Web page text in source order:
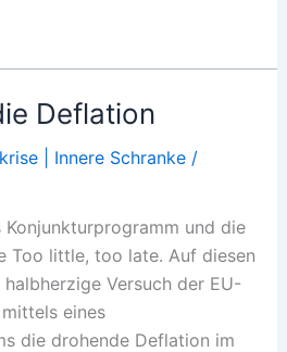
Deflation
| Innere Schranke/
Konjunkturprogramm und die
Too little, too late. Auf diesen
Versuch der EU-
eines
die drohende Deflation im